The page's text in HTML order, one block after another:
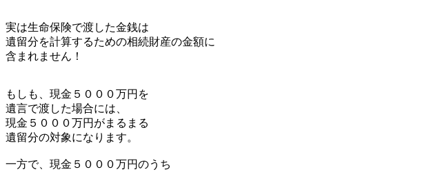
実は生命保険で渡した金銭は
遺留分を計算するための相続財産の金額に
含まれません！
もしも、現金５０００万円を
遺言で渡した場合には、
現金５０００万円がまるまる
遺留分の対象になります。
一方で、現金５０００万円のうち